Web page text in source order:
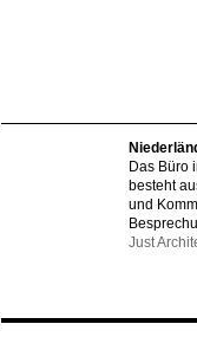
Das Büro
besteht
und
Just